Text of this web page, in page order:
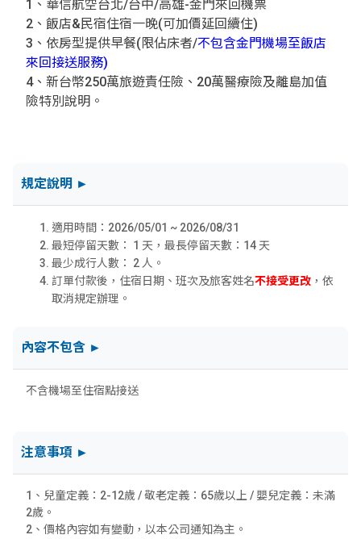
1、華信航空台北/台中/高雄-金門來回機票
2、 飯店&民宿住宿一晚(可加價延回續住)
3、依房型提供早餐(限佔床者/不包含金門機場至飯店
來回接送服務)
4、新台幣250萬旅遊責任險、20萬醫療險及離島加值
險特別說明。
規定說明 ►
適用時間：2026/05/01 ~ 2026/08/31
最短停留天數： 1 天，最長停留天數：14 天
最少成行人數： 2 人。
訂單付款後，住宿日期、班次及旅客姓名不接受更改 ，依
取消規定辦理。
內容不包含 ►
不含機場至住宿點接送
注意事項 ►
1、兒童定義：2-12歲 / 敬老定義：65歲以上 / 嬰兒定義：未滿
2歲。
2、價格內容如有變動，以本公司通知為主。